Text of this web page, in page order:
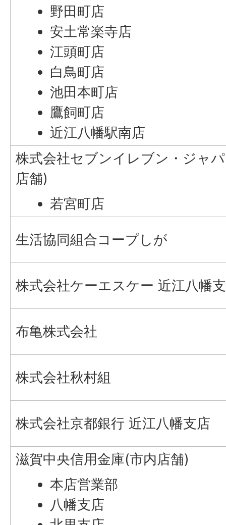
野田町店
安土常楽寺店
江頭町店
白鳥町店
池田本町店
鷹飼町店
近江八幡駅南店
株式会社セブンイレブン・ジャ
店舗)
若宮町店
生活協同組合コープしが
株式会社ケーエスケー 近江八幡
布亀株式会社
株式会社秋村組
株式会社京都銀行 近江八幡支店
滋賀中央信用金庫(市内店舗)
本店営業部
八幡支店